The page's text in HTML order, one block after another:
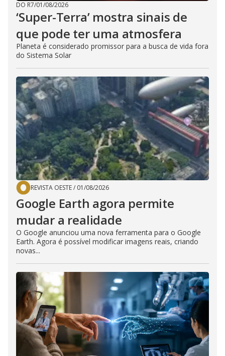
DO R7/01/08/2026
‘Super-Terra’ mostra sinais de
que pode ter uma atmosfera
Planeta é considerado promissor para a busca de vida fora
do Sistema Solar
REVISTA OESTE/ 01/08/2026
Google Earth agora permite
mudar a realidade
O Google anunciou uma nova ferramenta para o Google
Earth. Agora é possível modificar imagens reais, criando
novas...